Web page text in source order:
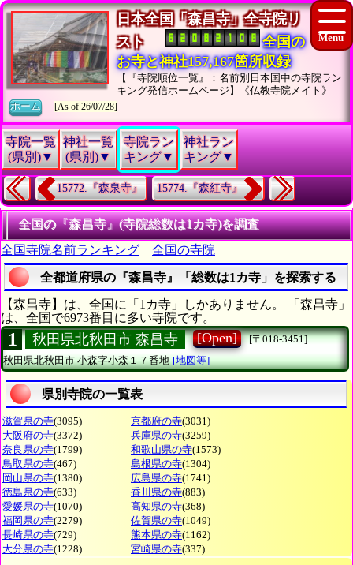
日本全国「森昌寺」全寺院リ
スト
全国の
お寺と神社157,167箇所収録
【『寺院順位一覧』：名前別日本国中の寺院ラン
キング発信ホームページ】《仏教寺院メイト》
ホーム
[As of 26/07/28]
寺院一覧
(県別)▼
神社一覧
(県別)▼
寺院ラン
キング▼
神社ラン
キング▼
15772.『森泉寺』 15774.『森紅寺』
全国の『森昌寺』(寺院総数は1カ寺)を調査
全国寺院名前ランキング
全国の寺院
全都道府県の『森昌寺』「総数は1カ寺」を探索する
【森昌寺】は、全国に「1カ寺」しかありません。 「森昌寺」
は、全国で6973番目に多い寺院です。
1 秋田県北秋田市 森昌寺 [Open]
[〒018-3451]
秋田県北秋田市小森字小森１７番地 [地図等]
県別寺院の一覧表
滋賀県の寺(3095) 京都府の寺(3031)
大阪府の寺(3372) 兵庫県の寺(3259)
奈良県の寺(1799) 和歌山県の寺(1573)
鳥取県の寺(467) 島根県の寺(1304)
岡山県の寺(1380) 広島県の寺(1741)
徳島県の寺(633) 香川県の寺(883)
愛媛県の寺(1070) 高知県の寺(368)
福岡県の寺(2279) 佐賀県の寺(1049)
長崎県の寺(729) 熊本県の寺(1162)
大分県の寺(1228) 宮崎県の寺(337)